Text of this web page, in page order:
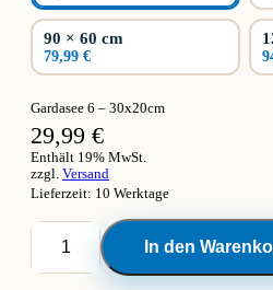
90 × 60 cm
79,99 €
Gardasee 6 – 30x20cm
29,99 €
Enthält 19% MwSt.
zzgl. Versand
Lieferzeit: 10 Werktage
Leinwand
Gardasee
6
In den